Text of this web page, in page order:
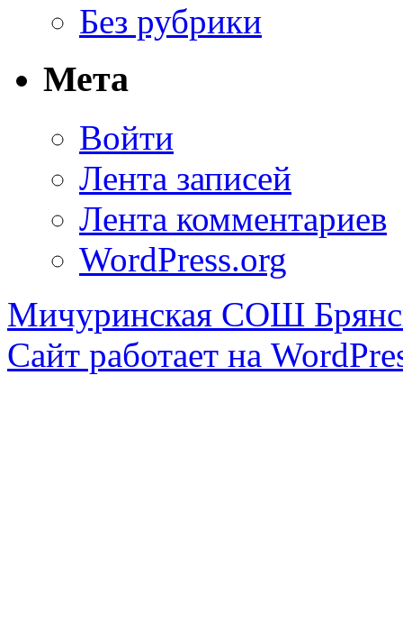
Без рубрики
Мета
Войти
Лента записей
Лента комментариев
WordPress.org
Мичуринская СОШ
Сайт работает на